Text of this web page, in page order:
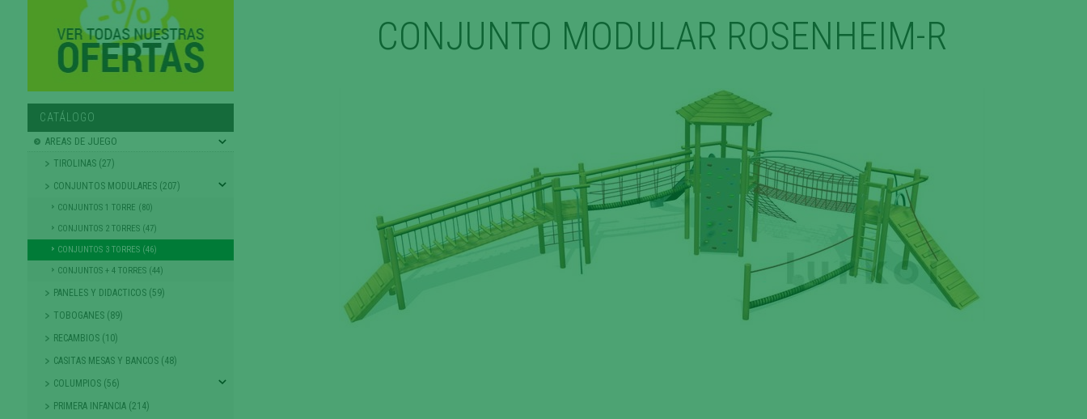
CATÁLOGO
AREAS DE JUEGO
TIROLINAS (27)
CONJUNTOS MODULARES (207)
CONJUNTOS 1 TORRE (80)
CONJUNTOS 2 TORRES (47)
CONJUNTOS 3 TORRES (46)
CONJUNTOS + 4 TORRES (44)
PANELES Y DIDACTICOS (59)
TOBOGANES (89)
RECAMBIOS (10)
CASITAS MESAS Y BANCOS (48)
COLUMPIOS (56)
PRIMERA INFANCIA (214)
CONJUNTO MODULAR ROSENHEIM-R